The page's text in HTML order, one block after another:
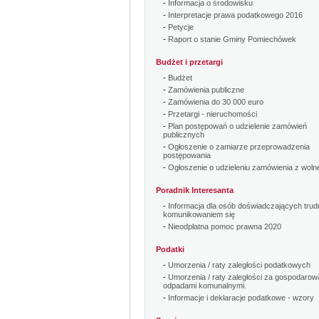
- Informacja o środowisku
- Interpretacje prawa podatkowego 2016
- Petycje
- Raport o stanie Gminy Pomiechówek
Budżet i przetargi
- Budżet
- Zamówienia publiczne
- Zamówienia do 30 000 euro
- Przetargi - nieruchomości
- Plan postępowań o udzielenie zamówień
publicznych
- Ogłoszenie o zamiarze przeprowadzenia
postępowania
- Ogłoszenie o udzieleniu zamówienia z
Poradnik Interesanta
- Informacja dla osób doświadczających
komunikowaniem się
- Nieodpłatna pomoc prawna 2020
Podatki
- Umorzenia / raty zaległości podatkowych
- Umorzenia / raty zaległości za
odpadami komunalnymi.
- Informacje i deklaracje podatkowe - wzory